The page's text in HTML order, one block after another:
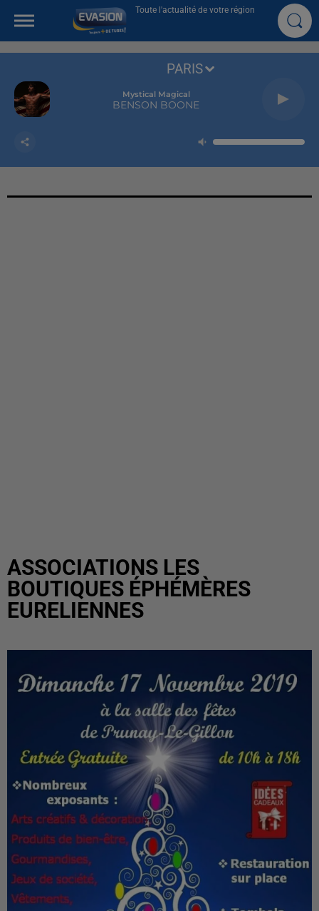
Toute l'actualité de votre région
Mystical Magical
BENSON BOONE
PARIS
ASSOCIATIONS LES
BOUTIQUES ÉPHÉMÈRES
EURELIENNES